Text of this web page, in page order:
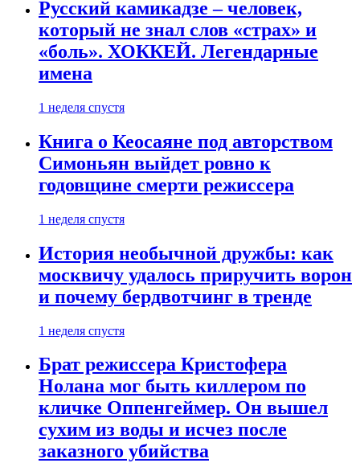
Русский камикадзе – человек,
который не знал слов «страх» и
«боль». ХОККЕЙ. Легендарные
имена
1 неделя спустя
Книга о Кеосаяне под авторством
Симоньян выйдет ровно к
годовщине смерти режиссера
1 неделя спустя
История необычной дружбы: как
москвичу удалось приручить ворон
и почему бердвотчинг в тренде
1 неделя спустя
Брат режиссера Кристофера
Нолана мог быть киллером по
кличке Оппенгеймер. Он вышел
сухим из воды и исчез после
заказного убийства